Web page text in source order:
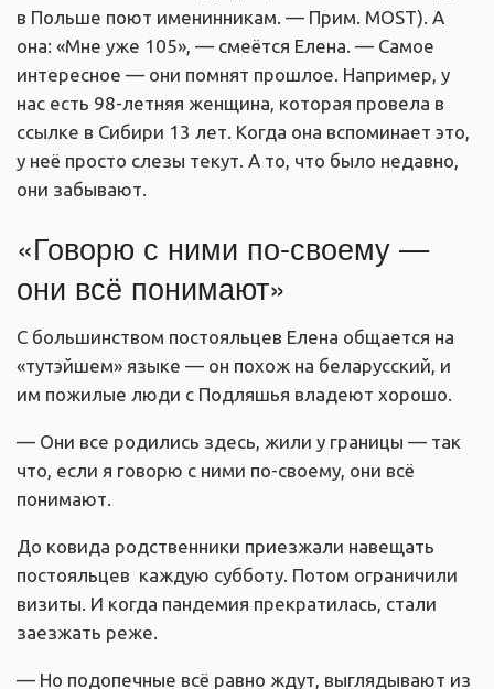
в Польше поют именинникам. — Прим. MOST). А
она: «Мне уже 105», — смеётся Елена. — Самое
интересное — они помнят прошлое. Например, у
нас есть 98-летняя женщина, которая провела в
ссылке в Сибири 13 лет. Когда она вспоминает это,
у неё просто слезы текут. А то, что было недавно,
они забывают.
«Говорю с ними по-своему —
они всё понимают»
С большинством постояльцев Елена общается на
«тутэйшем» языке — он похож на беларусский, и
им пожилые люди с Подляшья владеют хорошо.
— Они все родились здесь, жили у границы — так
что, если я говорю с ними по-своему, они всё
понимают.
До ковида родственники приезжали навещать
постояльцев каждую субботу. Потом ограничили
визиты. И когда пандемия прекратилась, стали
заезжать реже.
— Но подопечные всё равно ждут, выглядывают из